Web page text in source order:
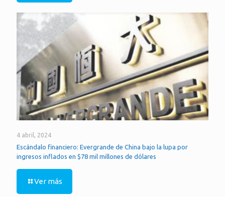
4 abril, 2024
Escándalo financiero: Evergrande de China bajo la lupa por
ingresos inflados en $78 mil millones de dólares
Ver más